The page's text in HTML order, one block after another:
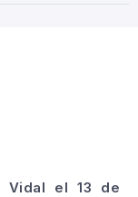
Vidal el 13 de